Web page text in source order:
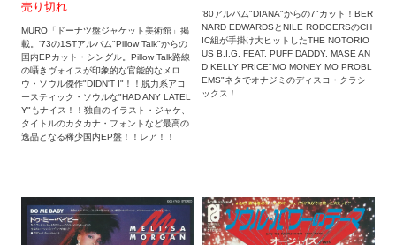
売り切れ
MURO「ドーナツ盤ジャケット美術館」掲
載。'73の1STアルバム"Pillow Talk"からの
国内EPカット・シングル。Pillow Talk路線
の囁きヴォイスが印象的な官能的なメロ
ウ・ソウル傑作"DIDN'T I"！！脱力系アコ
ースティック・ソウルな"HAD ANY LATEL
Y"もナイス！！独自のイラスト・ジャケ、
タイトルのカタカナ・フォントなど最高の
逸品となる稀少国内EP盤！！レア！！
'80アルバム"DIANA"からの7"カット！BER
NARD EDWARDSとNILE RODGERSのCH
IC組が手掛け大ヒットしたTHE NOTORIO
US B.I.G. FEAT. PUFF DADDY, MASE AN
D KELLY PRICE"MO MONEY MO PROBL
EMS"ネタでオナジミのディスコ・クラシ
ックス！